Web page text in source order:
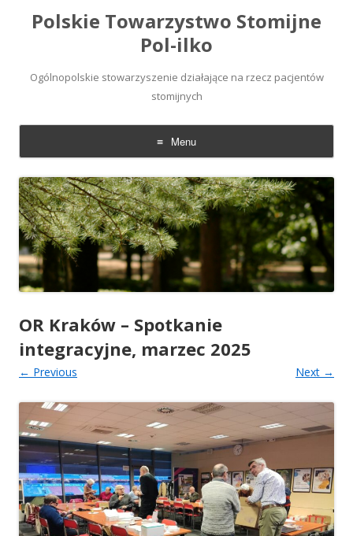
Polskie Towarzystwo Stomijne
Pol-ilko
Ogólnopolskie stowarzyszenie działające na rzecz pacjentów
stomijnych
Menu
Skip
to
content
OR Kraków – Spotkanie
integracyjne, marzec 2025
← Previous Next →